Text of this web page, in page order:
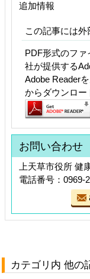
追加情報
この記事には外
PDF形式のフ
社が提供する
Adobe Reader
からダウンロー
お問い合わせ
上天草市役所 健
電話番号：0969-
カテゴリ内 他の